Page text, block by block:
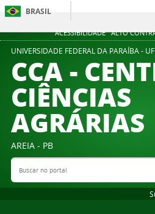
ACESSIBILIDADE ALTO
BRASIL
UNIVERSIDADE FEDERAL DA PARAÍBA -
CCA -
CIÊNCIAS
AGRÁRIAS
AREIA - PB
Buscar no portal